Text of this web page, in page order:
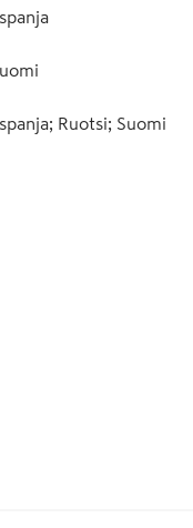
Ruotsi; Suomi